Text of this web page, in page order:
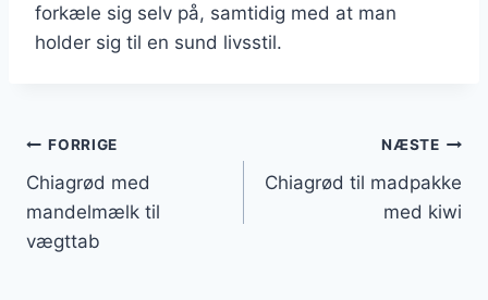
forkæle sig selv på, samtidig med at man
holder sig til en sund livsstil.
Indlægsnavigation
FORRIGE
Chiagrød med
mandelmælk til
vægttab
NÆSTE
Chiagrød til madpakke
med kiwi